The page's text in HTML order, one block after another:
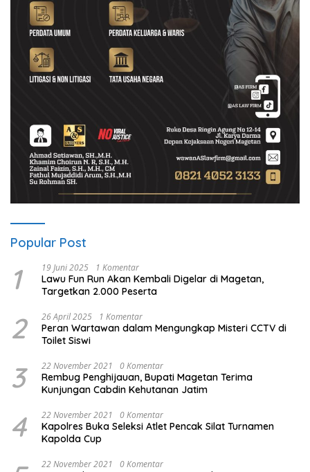
Popular Post
1 19 Juni 2025 1 Komentar
Lawu Fun Run Akan Kembali Digelar di Magetan,
Targetkan 2.000 Peserta
2 26 April 2025 1 Komentar
Peran Wartawan dalam Mengungkap Misteri CCTV di
Toilet Siswi
3 22 November 2021 0 Komentar
Rembug Penghijauan, Bupati Magetan Terima
Kunjungan Cabdin Kehutanan Jatim
4 22 November 2021 0 Komentar
Kapolres Buka Seleksi Atlet Pencak Silat Turnamen
Kapolda Cup
22 November 2021 0 Komentar